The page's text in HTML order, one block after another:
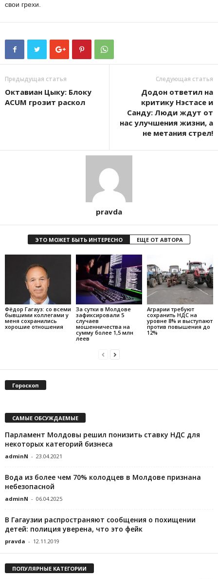
свои грехи.
Предыдущая статья
Октавиан Цыку: Блоку
ACUM грозит раскол
Следующая статья
Додон ответил на
критику Нэстасе и
Санду: Люди ждут от
нас улучшения жизни, а
не метания стрел!
pravda
ЭТО МОЖЕТ БЫТЬ ИНТЕРЕСНО ЕЩЕ ОТ АВТОРА
Фёдор Гагауз: со всеми
бывшими коллегами у
меня сохранились
хорошие отношения
За сутки в Молдове
зафиксировали 5
случаев
мошенничества на
сумму более 1,5 млн
леев
Аграрии требуют
сохранить НДС на
уровне 8% и выступают
против повышения до
12%
Гороскоп
САМЫЕ ОБСУЖДАЕМЫЕ
Парламент Молдовы решил понизить ставку НДС для
некоторых категорий бизнеса
adminN - 23.04.2021
Вода из более чем 70% колодцев в Молдове признана
небезопасной
adminN - 06.04.2025
В Гагаузии распространяют сообщения о похищении
детей: полиция уверена, что это фейк
pravda - 12.11.2019
ПОПУЛЯРНЫЕ КАТЕГОРИИ